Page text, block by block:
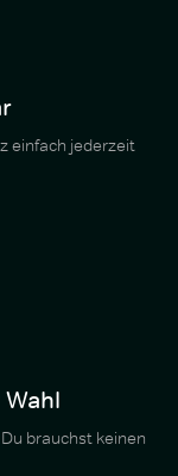
einfach jederzeit
brauchst keinen